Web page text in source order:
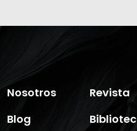
Nosotros Revista
Blog